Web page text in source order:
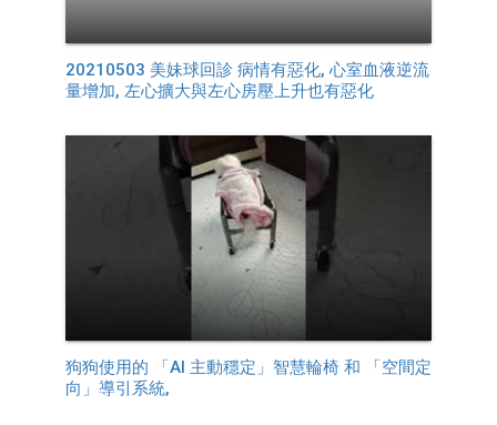
20210503 美妹球回診 病情有惡化, 心室血液逆流
量增加, 左心擴大與左心房壓上升也有惡化
狗狗使用的 「AI 主動穩定」智慧輪椅 和 「空間定
向」導引系統,